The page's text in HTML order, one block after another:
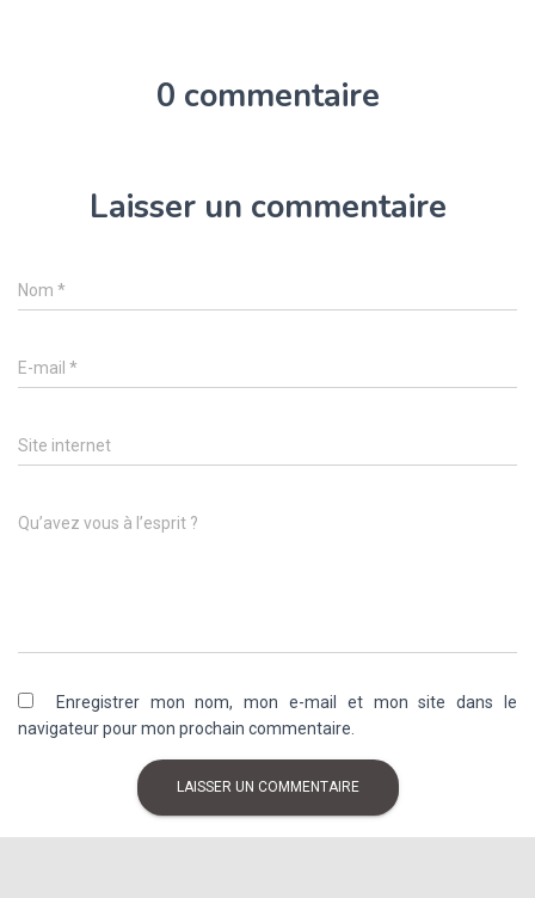
0 commentaire
Laisser un commentaire
Nom *
E-mail *
Site internet
Qu’avez vous à l’esprit ?
Enregistrer mon nom, mon e-mail et mon site dans le
navigateur pour mon prochain commentaire.